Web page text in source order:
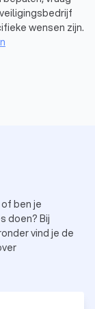
een
jouw
van potentiële
van de
technische
en
wensen zijn.
ben je
doen? Bij
vind je de